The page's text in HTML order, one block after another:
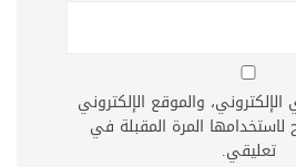
والموقع الإلكتروني
المرة المقبلة في
تعليقي.